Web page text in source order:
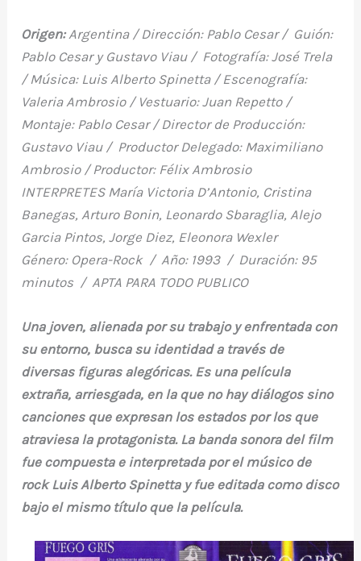
Origen:Argentina / Dirección: Pablo Cesar / Guión:
Pablo Cesar y Gustavo Viau / Fotografía: José Trela
/ Música: Luis Alberto Spinetta / Escenografía:
Valeria Ambrosio / Vestuario: Juan Repetto /
Montaje: Pablo Cesar / Director de Producción:
Gustavo Viau / Productor Delegado: Maximiliano
Ambrosio / Productor: Félix Ambrosio
INTERPRETES María Victoria D’Antonio, Cristina
Banegas, Arturo Bonin, Leonardo Sbaraglia, Alejo
Garcia Pintos, Jorge Diez, Eleonora Wexler
Género: Opera-Rock / Año: 1993 / Duración: 95
minutos / APTA PARA TODO PUBLICO
Una joven, alienada por su trabajo y enfrentada con
su entorno, busca su identidad a través de
diversas figuras alegóricas. Es una película
extraña, arriesgada, en la que no hay diálogos sino
canciones que expresan los estados por los que
atraviesa la protagonista. La banda sonora del film
fue compuesta e interpretada por el músico de
rock Luis Alberto Spinetta y fue editada como disco
bajo el mismo título que la película.